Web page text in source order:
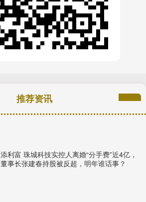
推荐资讯
添利富 珠城科技实控人离婚“分手费”近4亿，
董事长张建春持股被反超，明年谁话事？